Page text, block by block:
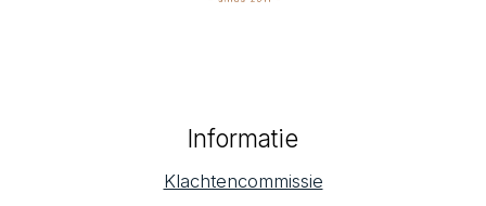
Informatie
Klachtencommissie